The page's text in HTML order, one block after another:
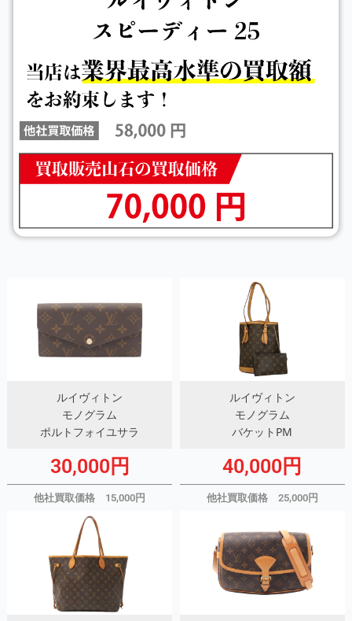
ルイヴィトン
モノグラム
ポルトフォイユサラ
30,000円
他社買取価格 15,000円
ルイヴィトン
モノグラム
バケットPM
40,000円
他社買取価格 25,000円